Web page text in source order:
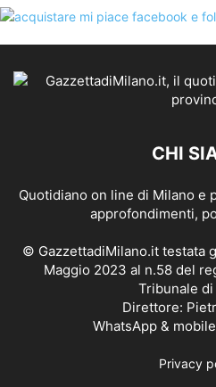
CHI
Quotidiano on line di Milano e
approfondimenti,
© GazzettadiMilano.it testata
Maggio 2023 al n.58 del
Tribunale di
Direttore:
WhatsApp &
Privacy